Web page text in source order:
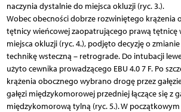
naczynia dystalnie do miejsca okluzji (ryc. 3.).
Wobec obecności dobrze rozwiniętego krążenia
tętnicy wieńcowej zaopatrującego prawą tętnicę
miejsca okluzji (ryc. 4.), podjęto decyzję o
technikę wsteczną – retrograde. Do intubacji
użyto cewnika prowadzącego EBU 4.0 7 F. Po
krążenia obocznego wybrano drogę przez
gałęzi międzykomorowej przedniej łączące się z
międzykomorową tylną (ryc. 5.). W